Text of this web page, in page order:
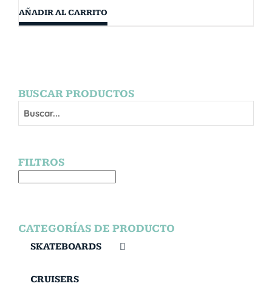
AÑADIR AL CARRITO
BUSCAR PRODUCTOS
FILTROS
CATEGORÍAS DE PRODUCTO
SKATEBOARDS
CRUISERS